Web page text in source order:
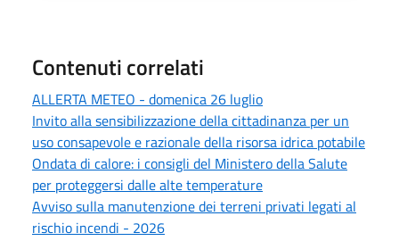
Contenuti correlati
ALLERTA METEO - domenica 26 luglio
Invito alla sensibilizzazione della cittadinanza per un
uso consapevole e razionale della risorsa idrica potabile
Ondata di calore: i consigli del Ministero della Salute
per proteggersi dalle alte temperature
Avviso sulla manutenzione dei terreni privati legati al
rischio incendi - 2026